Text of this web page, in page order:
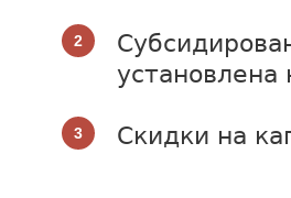
установлена
Скидки на